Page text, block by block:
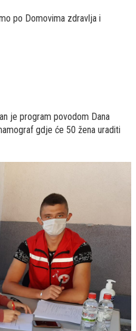
po Domovima zdravlja i
je program povodom Dana
gdje će 50 žena uraditi